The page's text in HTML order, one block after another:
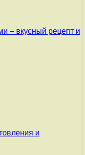
– вкусный рецепт и
и